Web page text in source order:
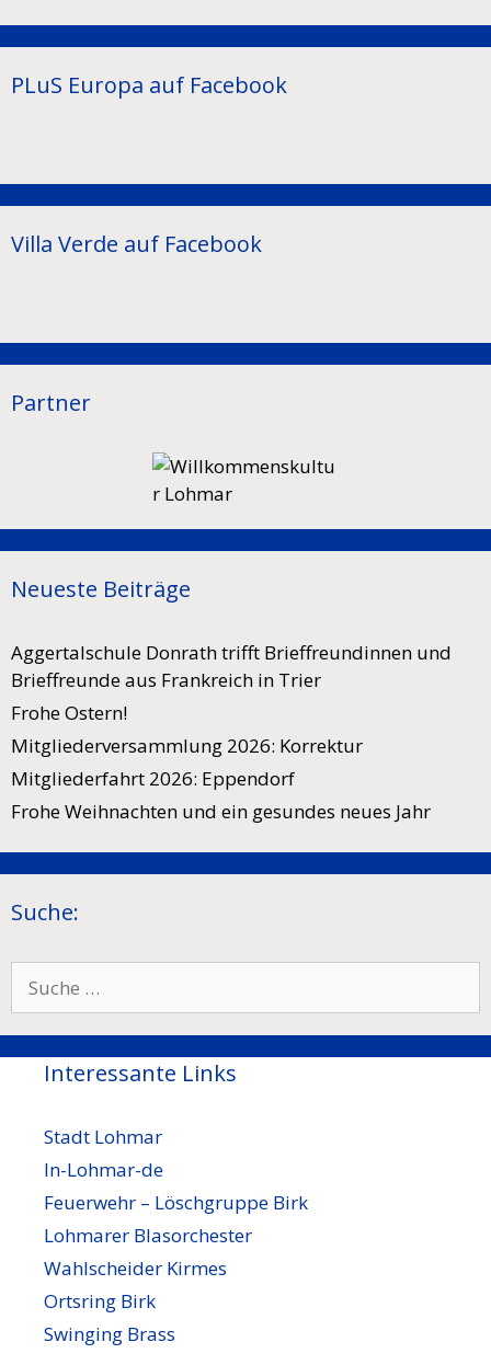
PLuS Europa auf Facebook
Villa Verde auf Facebook
Partner
Neueste Beiträge
Aggertalschule Donrath trifft Brieffreundinnen und
Brieffreunde aus Frankreich in Trier
Frohe Ostern!
Mitgliederversammlung 2026: Korrektur
Mitgliederfahrt 2026: Eppendorf
Frohe Weihnachten und ein gesundes neues Jahr
Suche:
nach:
Interessante Links
Stadt Lohmar
In-Lohmar-de
Feuerwehr – Löschgruppe Birk
Lohmarer Blasorchester
Wahlscheider Kirmes
Ortsring Birk
Swinging Brass